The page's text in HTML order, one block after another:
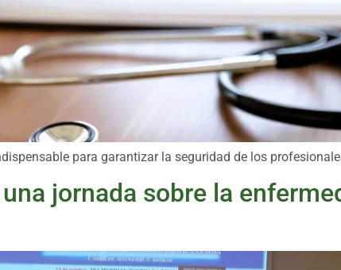
para garantizar la seguridad de los
jornada sobre la